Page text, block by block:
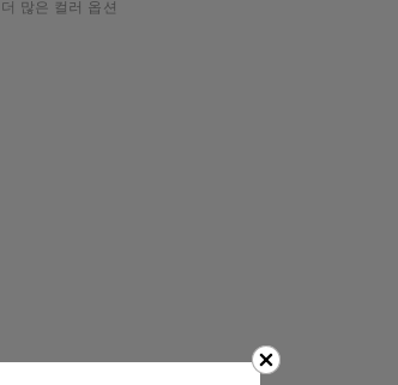
더 많은 컬러 옵션